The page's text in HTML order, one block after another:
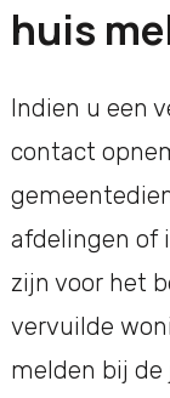
huis
Indien u een
contact
afdelingen of
zijn voor het
vervuilde
melden bij